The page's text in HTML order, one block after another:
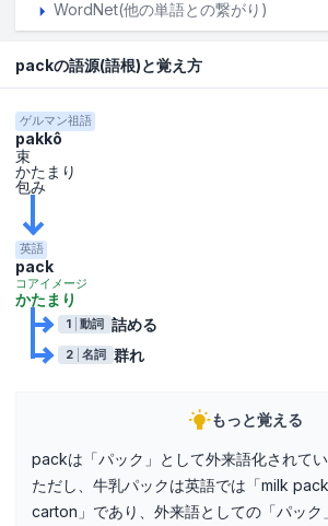
WordNet(他の単語との繋がり)
packの語源(語根)と覚え方
ゲルマン祖語
pakkô
束
かたまり
包み
英語
pack
コアイメージ
かたまり
1 動詞 詰める
2 名詞 群れ
もっと覚える
packは「パック」として外来語化されてい
ただし、牛乳パックは英語では「milk
carton」であり、外来語としての「パック